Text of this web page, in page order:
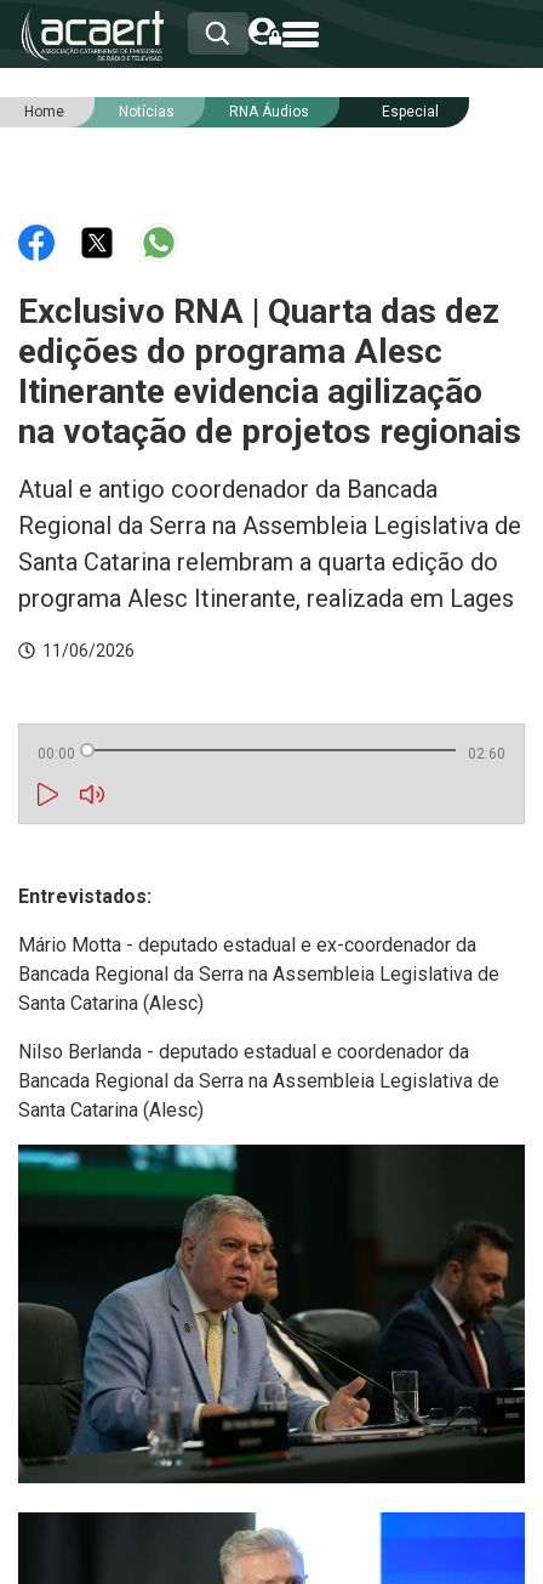
HOME
RNA
NOTÍCIAS
SERVIÇOS
INTEGRIDADE
Home Notícias RNA Áudios Especial
Exclusivo RNA | Quarta das dez
edições do programa Alesc
Itinerante evidencia agilização
na votação de projetos regionais
Atual e antigo coordenador da Bancada
Regional da Serra na Assembleia Legislativa de
Santa Catarina relembram a quarta edição do
programa Alesc Itinerante, realizada em Lages
11/06/2026
00:00 02:60
Entrevistados:
Mário Motta - deputado estadual e ex-coordenador da
Bancada Regional da Serra na Assembleia Legislativa de
Santa Catarina (Alesc)
Nilso Berlanda - deputado estadual e coordenador da
Bancada Regional da Serra na Assembleia Legislativa de
Santa Catarina (Alesc)